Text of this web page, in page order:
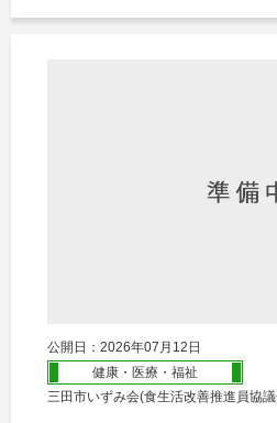
公開日：2026年07月12日
健康・医療・福祉
三田市いずみ会(食生活改善推進員協